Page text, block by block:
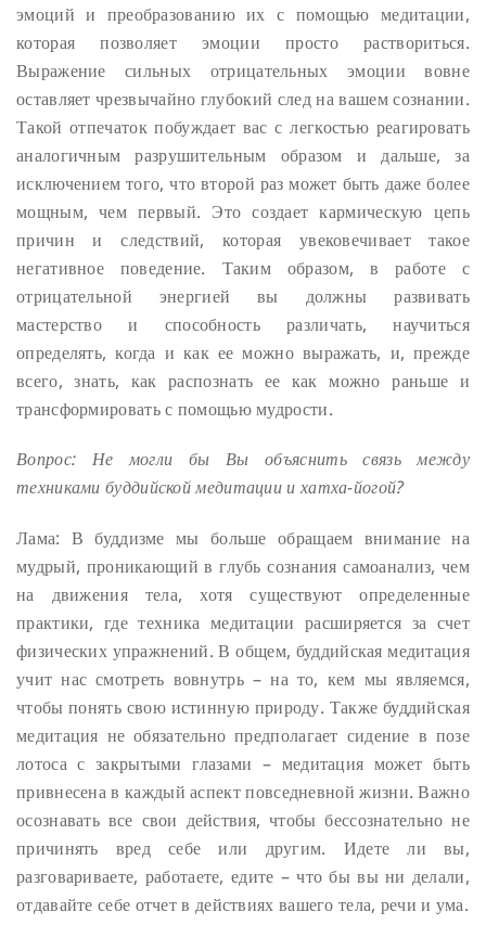
эмоций и преобразованию их с помощью медитации,
которая позволяет эмоции просто раствориться.
Выражение сильных отрицательных эмоции вовне
оставляет чрезвычайно глубокий след на вашем сознании.
Такой отпечаток побуждает вас с легкостью реагировать
аналогичным разрушительным образом и дальше, за
исключением того, что второй раз может быть даже более
мощным, чем первый. Это создает кармическую цепь
причин и следствий, которая увековечивает такое
негативное поведение. Таким образом, в работе с
отрицательной энергией вы должны развивать
мастерство и способность различать, научиться
определять, когда и как ее можно выражать, и, прежде
всего, знать, как распознать ее как можно раньше и
трансформировать с помощью мудрости.
Вопрос: Не могли бы Вы объяснить связь между
техниками буддийской медитации и хатха-йогой?
Лама: В буддизме мы больше обращаем внимание на
мудрый, проникающий в глубь сознания самоанализ, чем
на движения тела, хотя существуют определенные
практики, где техника медитации расширяется за счет
физических упражнений. В общем, буддийская медитация
учит нас смотреть вовнутрь – на то, кем мы являемся,
чтобы понять свою истинную природу. Также буддийская
медитация не обязательно предполагает сидение в позе
лотоса с закрытыми глазами – медитация может быть
привнесена в каждый аспект повседневной жизни. Важно
осознавать все свои действия, чтобы бессознательно не
причинять вред себе или другим. Идете ли вы,
разговариваете, работаете, едите – что бы вы ни делали,
отдавайте себе отчет в действиях вашего тела, речи и ума.